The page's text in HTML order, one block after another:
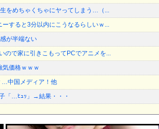
をめちゃくちゃにヤってしまう…（...
すると3分以内にこうなるらしいｗ...
が半端ない
ので家に引きこもってPCでアニメを...
価格ｗｗｗ
…中国メディア！他
「…ﾋｭｯ」→結果・・・
代後半～20代の約7割が"...